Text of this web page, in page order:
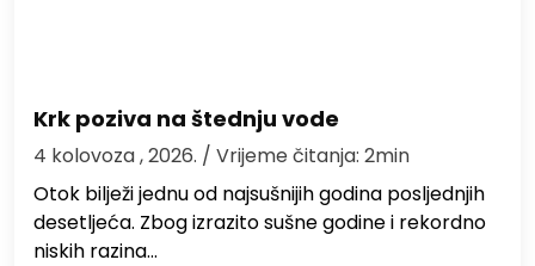
Krk poziva na štednju vode
4 kolovoza , 2026. / Vrijeme čitanja: 2min
Otok bilježi jednu od najsušnijih godina posljednjih
desetljeća. Zbog izrazito sušne godine i rekordno
niskih razina…